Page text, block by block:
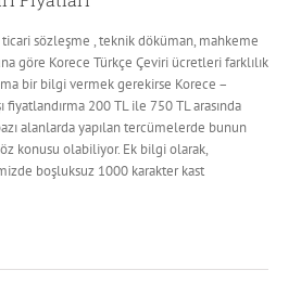
sözleşme , teknik döküman, mahkeme
göre Korece Türkçe Çeviri ücretleri farklılık
bir bilgi vermek gerekirse Korece –
fiyatlandırma 200 TL ile 750 TL arasında
alanlarda yapılan tercümelerde bunun
konusu olabiliyor. Ek bilgi olarak,
boşluksuz 1000 karakter kast